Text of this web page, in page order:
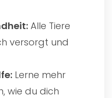
Alle Tiere
versorgt und
Lerne mehr
wie du dich